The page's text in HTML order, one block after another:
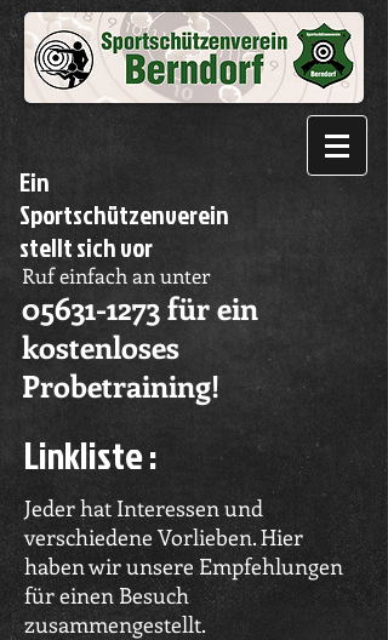
Ruf einfach an unter
05631-1273für ein
kostenloses
Probetraining!
Ein
Sportschützenverein
stellt sich vor
Linkliste :
Jeder hat Interessen und
verschiedene Vorlieben. Hier
haben wir unsere Empfehlungen
für einen Besuch
zusammengestellt.